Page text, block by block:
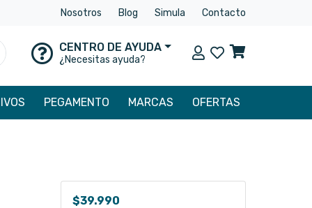
Nosotros Blog Simula Contacto
CENTRO DE AYUDA
¿Necesitas ayuda?
Mi cuenta
PEGAMENTO MARCAS OFERTAS
$39.990